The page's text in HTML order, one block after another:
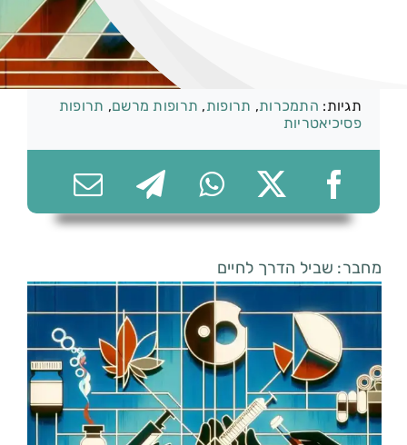
074-7361656
תגיות: התמכרות, תרופות, תרופות מרשם, תרופות
פסיכיאטריות
מחבר: שביל הדרך לחיים